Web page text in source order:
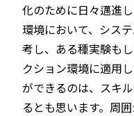
化のために日々邁進
環境において、シス
考し、ある種実験も
クション環境に適用
ができるのは、スキ
るとも思います。周